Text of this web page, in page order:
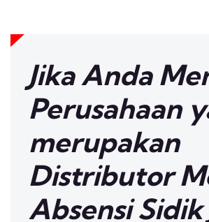
Jika Anda
Perusahaan
merupakan
Distributor
Absensi Sidik